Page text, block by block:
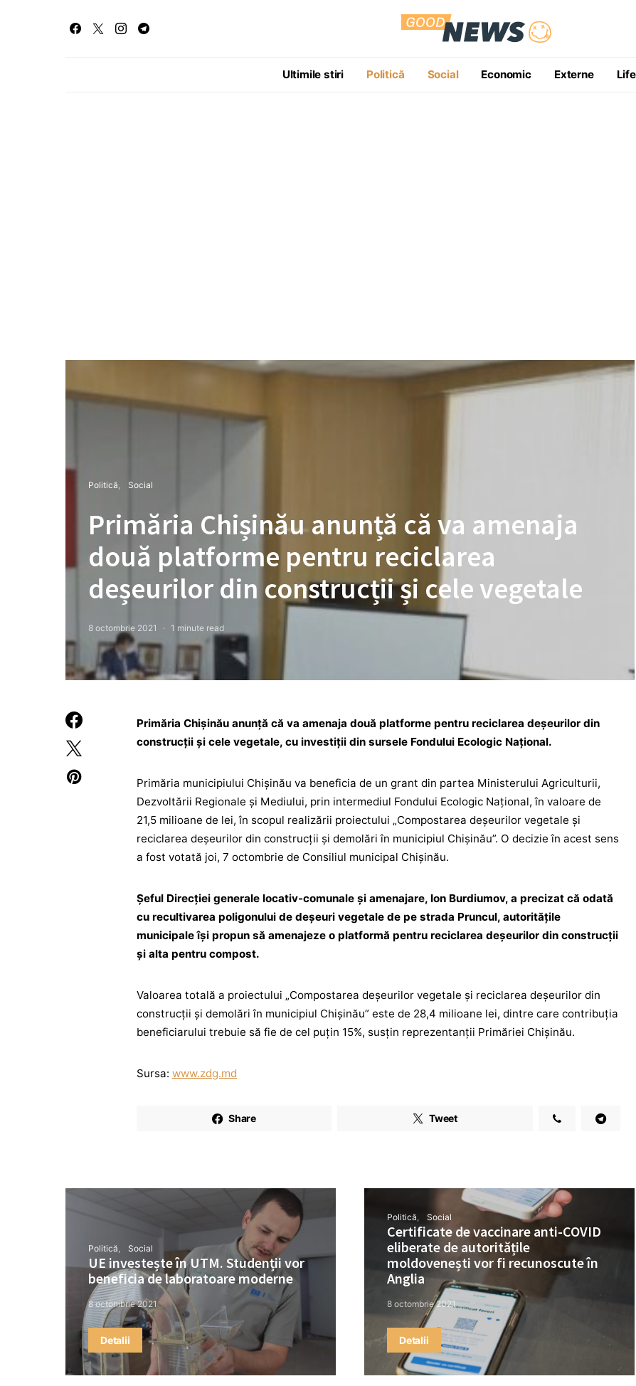
Ultimile stiri Politică Social Economic Externe
Politică Social
Primăria Chișinău anunță că va amenaja
două platforme pentru reciclarea
deșeurilor din construcții și cele vegetale
8 octombrie 2021 1 minute read
Primăria Chișinău anunță că va amenaja două platforme pentru reciclarea deșeurilor din
construcții și cele vegetale, cu investiții din sursele Fondului Ecologic Național.
Primăria municipiului Chișinău va beneficia de un grant din partea Ministerului Agriculturii,
Dezvoltării Regionale și Mediului, prin intermediul Fondului Ecologic Național, în valoare de
21,5 milioane de lei, în scopul realizării proiectului „Compostarea deșeurilor vegetale și
reciclarea deșeurilor din construcții și demolări în municipiul Chișinău”. O decizie în acest sens
a fost votată joi, 7 octombrie de Consiliul municipal Chișinău.
Șeful Direcției generale locativ-comunale și amenajare, Ion Burdiumov, a precizat că odată
cu recultivarea poligonului de deșeuri vegetale de pe strada Pruncul, autoritățile
municipale își propun să amenajeze o platformă pentru reciclarea deșeurilor din construcții
și alta pentru compost.
Valoarea totală a proiectului „Compostarea deșeurilor vegetale și reciclarea deșeurilor din
construcții și demolări în municipiul Chișinău” este de 28,4 milioane lei, dintre care contribuția
beneficiarului trebuie să fie de cel puțin 15%, susțin reprezentanții Primăriei Chișinău.
Sursa: www.zdg.md
Share Tweet
Politică Social
UE investește în UTM. Studenții vor
beneficia de laboratoare moderne
8 octombrie 2021
Detalii
Politică Social
Certificate de vaccinare anti-COVID
eliberate de autoritățile
moldovenești vor fi recunoscute în
Anglia
8 octombrie 2021
Detalii